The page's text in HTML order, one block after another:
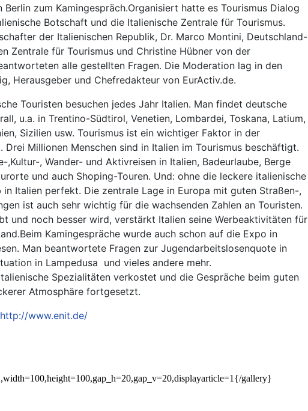
zum Kamingespräch.Organisiert hatte es Tourismus Dialog
Botschaft und die Italienische Zentrale für Tourismus.
der Italienischen Republik, Dr. Marco Montini, Deutschland-
Zentrale für Tourismus und Christine Hübner von der
alle gestellten Fragen. Die Moderation lag in den
Herausgeber und Chefredakteur von EurActiv.de.
Touristen besuchen jedes Jahr Italien. Man findet deutsche
u.a. in Trentino-Südtirol, Venetien, Lombardei, Toskana, Latium,
Sizilien usw. Tourismus ist ein wichtiger Faktor in der
Drei Millionen Menschen sind in Italien im Tourismus beschäftigt.
,Kultur-, Wander- und Aktivreisen in Italien, Badeurlaube, Berge
und auch Shoping-Touren. Und: ohne die leckere italienische
in Italien perfekt. Die zentrale Lage in Europa mit guten Straßen-,
ist auch sehr wichtig für die wachsenden Zahlen an Touristen.
und noch besser wird, verstärkt Italien seine Werbeaktivitäten für
Kamingespräche wurde auch schon auf die Expo in
Man beantwortete Fragen zur Jugendarbeitslosenquote in
in Lampedusa und vieles andere mehr.
Spezialitäten verkostet und die Gespräche beim guten
Atmosphäre fortgesetzt.
http://www.enit.de/
gallery}